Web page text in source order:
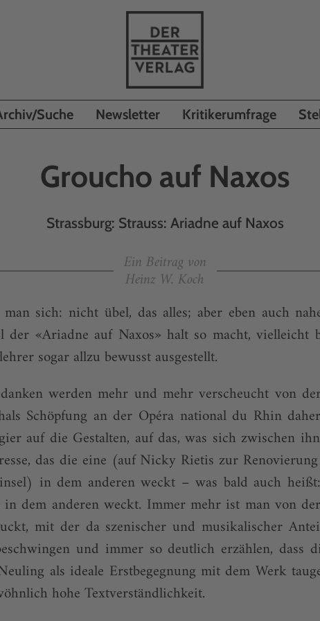
Suche Newsletter Kritikerumfrage
Groucho auf Naxos
Strassburg: Strauss: Ariadne auf Naxos
Ein Beitrag von
Heinz W. Koch
sich: nicht übel, das alles; aber eben auch
der «Ariadne auf Naxos» halt so macht, vielleicht
sogar allzu bewusst ausgestellt.
werden mehr und mehr verscheucht von
Schöpfung an der Opéra national du Rhin
auf die Gestalten, auf das, was sich zwischen
das die eine (auf Nicky Rietis zur
in dem anderen weckt – was bald auch
in dem anderen weckt. Immer mehr ist man von
mit der da szenischer und musikalischer
und immer so deutlich erzählen, dass
als ideale Erstbegegnung mit dem Werk
hohe Textverständlichkeit.